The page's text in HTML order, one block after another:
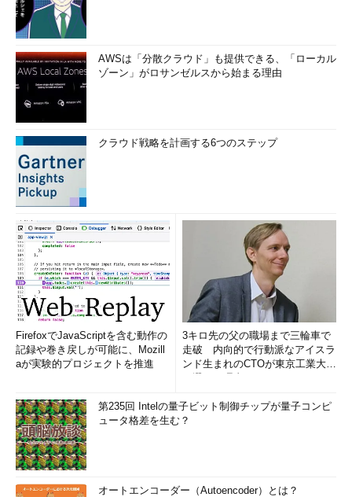
AWSは「分散クラウド」も提供できる、「ローカル
ゾーン」がロサンゼルスから始まる理由
クラウド戦略を計画する6つのステップ
FirefoxでJavaScriptを含む動作の
記録や巻き戻しが可能に、Mozill
aが実験的プロジェクトを推進
3キロ先の父の職場まで三輪車で
走破 内向的で行動派なアイスラ
ンド生まれのCTOが東京工業大学
第235回 Intelの量子ビット制御チップが量子コンピ
ュータ格差を生む？
オートエンコーダー（Autoencoder）とは？